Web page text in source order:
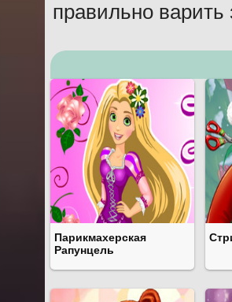
правильно варить
Парикмахерская
Рапунцель